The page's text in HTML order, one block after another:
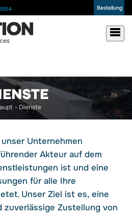
Bestellung
- Dienste
Unternehmen
Akteur auf dem
ist und eine
für alle Ihre
Unser Ziel ist es, eine
Zustellung von